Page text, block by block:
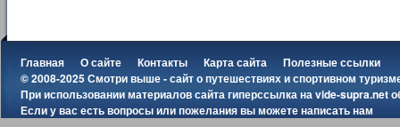
Главная О сайте Контакты Карта сайта
Полезные ссылки
© 2008-2025 Смотри выше - сайт о путешествиях и спортивном
При использовании материалов сайта гиперссылка наvide-supra.net
Если у вас есть вопросы или пожелания вы можетенаписать нам